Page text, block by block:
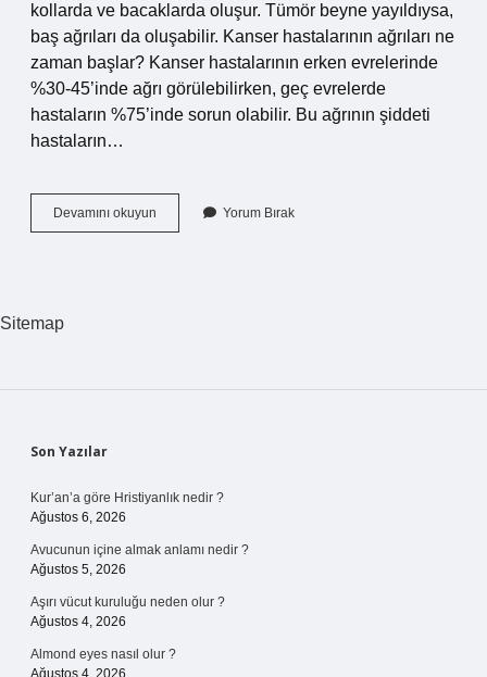
kollarda ve bacaklarda oluşur. Tümör beyne yayıldıysa,
baş ağrıları da oluşabilir. Kanser hastalarının ağrıları ne
zaman başlar? Kanser hastalarının erken evrelerinde
%30-45’inde ağrı görülebilirken, geç evrelerde
hastaların %75’inde sorun olabilir. Bu ağrının şiddeti
hastaların…
Devamını okuyun
Ağrısı
Yorum Bırak
Sitemap
Sidebar
Son Yazılar
Kur’an’a göre Hristiyanlık nedir ?
Ağustos 6, 2026
Avucunun içine almak anlamı nedir ?
Ağustos 5, 2026
Aşırı vücut kuruluğu neden olur ?
Ağustos 4, 2026
Almond eyes nasıl olur ?
Ağustos 4, 2026